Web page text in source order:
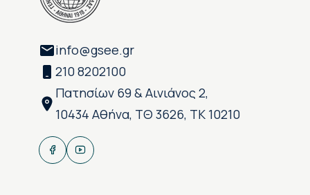
info@gsee.gr
210 8202100
Πατησίων 69 & Αινιάνος 2,
10434 Αθήνα, ΤΘ 3626, ΤΚ 10210